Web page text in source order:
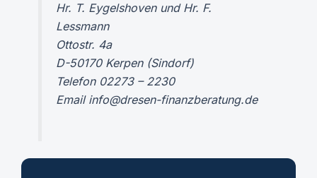
Hr. T. Eygelshoven und Hr. F.
Lessmann
Ottostr. 4a
D-50170 Kerpen (Sindorf)
Telefon 02273 – 2230
Email info@dresen-finanzberatung.de